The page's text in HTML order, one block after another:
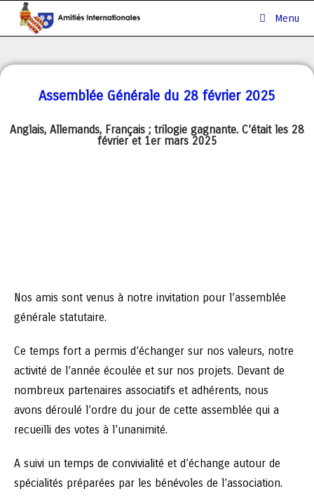
Menu
Assemblée Générale du 28 février 2025
Anglais, Allemands, Français ; trilogie gagnante. C’était les 28
février et 1er mars 2025
Nos amis sont venus à notre invitation pour l’assemblée
générale statutaire.
Ce temps fort a permis d’échanger sur nos valeurs, notre
activité de l’année écoulée et sur nos projets. Devant de
nombreux partenaires associatifs et adhérents, nous
avons déroulé l’ordre du jour de cette assemblée qui a
recueilli des votes à l’unanimité.
A suivi un temps de convivialité et d’échange autour de
spécialités préparées par les bénévoles de l’association.